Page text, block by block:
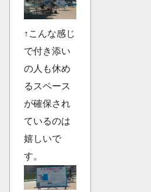
↑こんな感じ
で付き添い
の人も休め
るスペース
が確保され
ているのは
嬉しいで
す。